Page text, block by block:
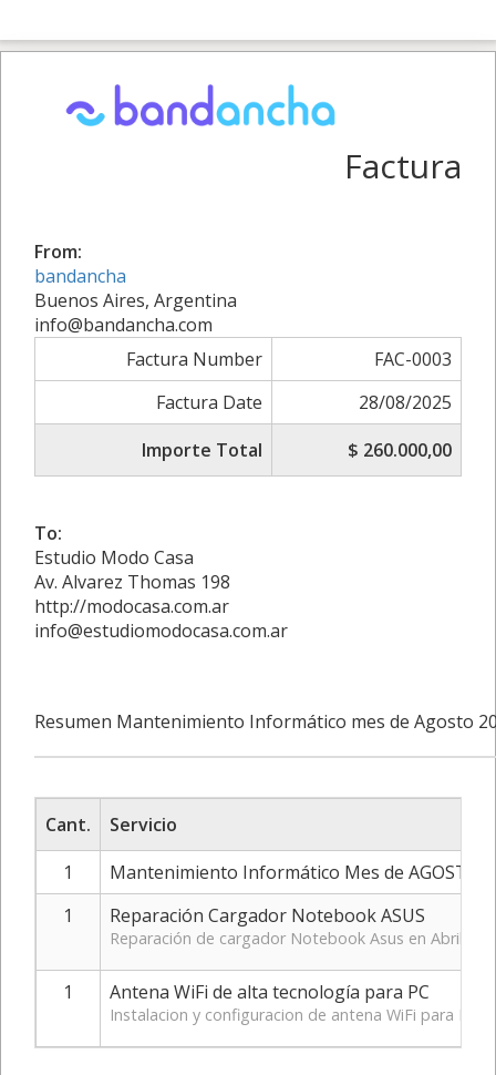
Factura
From:
bandancha
Buenos Aires, Argentina
info@bandancha.com
Factura Number
FAC-0003
Factura Date
28/08/2025
Importe Total
$ 260.000,00
To:
Estudio Modo Casa
Av. Alvarez Thomas 198
http://modocasa.com.ar
info@estudiomodocasa.com.ar
Resumen Mantenimiento Informático mes de Agosto
Cant.
Servicio
1
Mantenimiento Informático Mes de AGOSTO
1
Reparación Cargador Notebook ASUS
Reparación de cargador Notebook Asus en Abril
1 Antena WiFi de alta tecnología para PC
Instalacion y configuracion de antena WiFi para